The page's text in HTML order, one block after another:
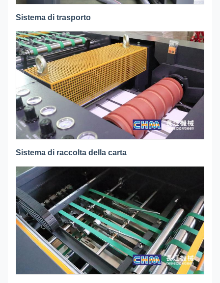
Sistema di trasporto
Sistema di raccolta della carta